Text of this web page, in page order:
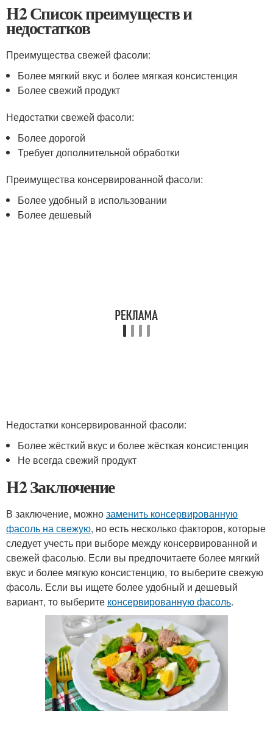
H2 Список преимуществ и
недостатков
Преимущества свежей фасоли:
Более мягкий вкус и более мягкая консистенция
Более свежий продукт
Недостатки свежей фасоли:
Более дорогой
Требует дополнительной обработки
Преимущества консервированной фасоли:
Более удобный в использовании
Более дешевый
Недостатки консервированной фасоли:
Более жёсткий вкус и более жёсткая консистенция
Не всегда свежий продукт
H2 Заключение
В заключение, можнозаменить консервированную
фасоль на свежую, но есть несколько факторов, которые
следует учесть при выборе между консервированной и
свежей фасолью. Если вы предпочитаете более мягкий
вкус и более мягкую консистенцию, то выберите свежую
фасоль. Если вы ищете более удобный и дешевый
вариант, то выберите консервированную фасоль.